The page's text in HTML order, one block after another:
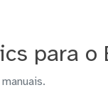
para o